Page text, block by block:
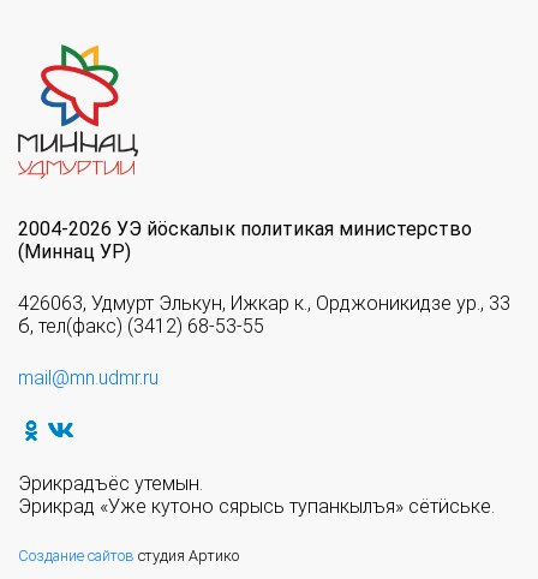
2004-2026 УЭ йöскалык политикая министерство
(Миннац УР)
426063, Удмурт Элькун, Ижкар к., Орджоникидзе ур., 33
б, тел(факс) (3412) 68-53-55
mail@mn.udmr.ru
Эрикрадъёс утемын.
Эрикрад «Уже кутоно сярысь тупанкылъя» сётӥське.
Создание сайтов студия Артико